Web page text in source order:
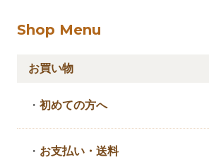
Shop Menu
お買い物
・初めての方へ
・ お支払い・送料